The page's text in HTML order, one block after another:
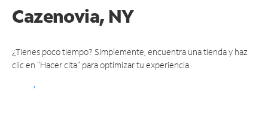
Cazenovia, NY
¿Tienes poco tiempo? Simplemente, encuentra una tienda y haz
clic en "Hacer cita" para optimizar tu experiencia.